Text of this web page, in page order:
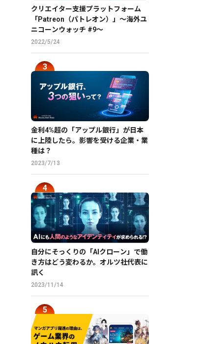
クリエイター支援プラットフォーム
「Patreon（パトレオン）」〜海外ユ
ニコーンウォッチ #9〜
2022/5/24
金利4%超の「アップル銀行」が日本
に上陸したら。影響を受ける企業・業
種は？
2023/7/13
自分にそっくりの「AIクローン」で働
き方はどう変わるか。オルツ社代表に
訊く
2023/11/14